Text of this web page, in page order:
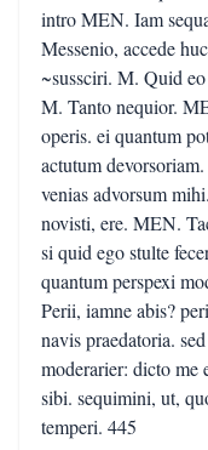
intro MEN. Iam
Messenio, accede
~sussciri. M. Quid
M. Tanto nequior.
operis. ei quantum
actutum
venias advorsum
novisti, ere. MEN.
si quid ego stulte
quantum perspexi
Perii, iamne abis?
navis praedatoria.
moderarier: dicto me
sibi. sequimini, ut,
temperi. 445